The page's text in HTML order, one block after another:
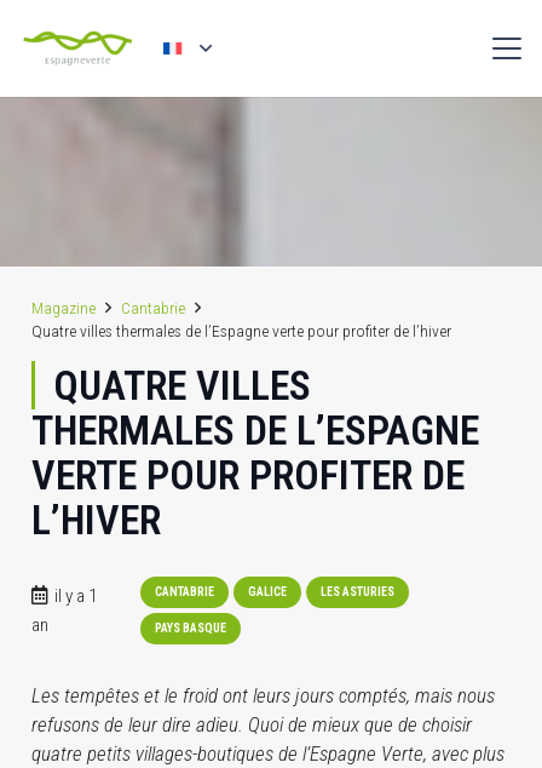
Magazine
Cantabrie
Quatre villes thermales de l’Espagne verte pour profiter de l’hiver
QUATRE VILLES
THERMALES DE L’ESPAGNE
VERTE POUR PROFITER DE
L’HIVER
il y a 1
an
CANTABRIE GALICE LES ASTURIES
PAYS BASQUE
Les tempêtes et le froid ont leurs jours comptés, mais nous
refusons de leur dire adieu. Quoi de mieux que de choisir
quatre petits villages-boutiques de l’Espagne Verte, avec plus